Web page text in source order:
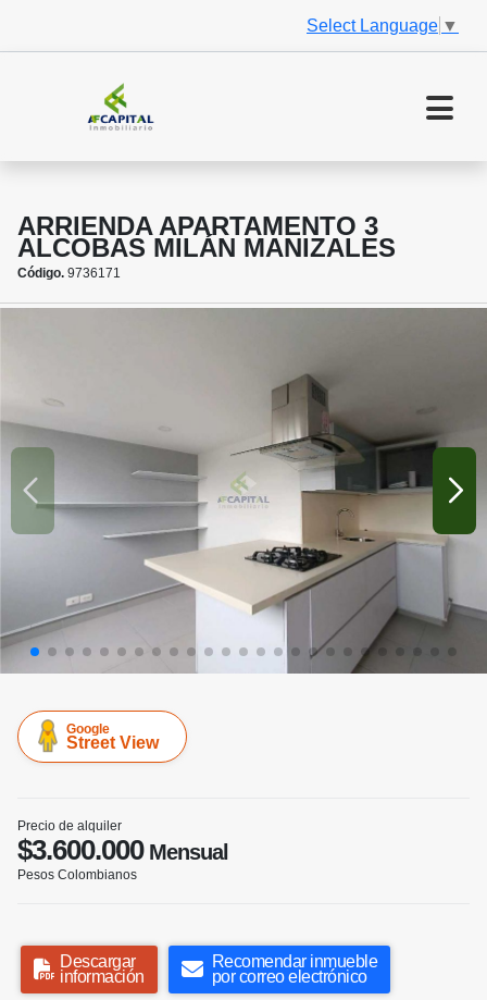
Select Language ▼
ARRIENDA APARTAMENTO 3
ALCOBAS MILÁN MANIZALES
Código. 9736171
Google
Street View
Precio de alquiler
$3.600.000Mensual
Pesos Colombianos
Descargar
información
Recomendar inmueble
por correo electrónico